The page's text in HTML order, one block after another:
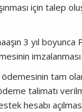
için talep
3 yıl boyunca
tam
talimatı
hesabı